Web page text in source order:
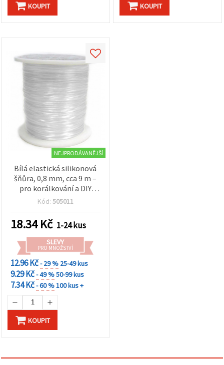
KOUPIT KOUPIT
NEJPRODÁVANĚJŠÍ
Bílá elastická silikonová
šňůra, 0,8 mm, cca 9 m –
pro korálkování a DIY
šperky
Kód: 505011
18.34Kč 1-24 kus
SLEVY
PRO MNOŽSTVÍ
12.96 Kč- 29 % 25-49 kus
9.29 Kč- 49 %50-99 kus
7.34 Kč- 60 %100 kus +
KOUPIT